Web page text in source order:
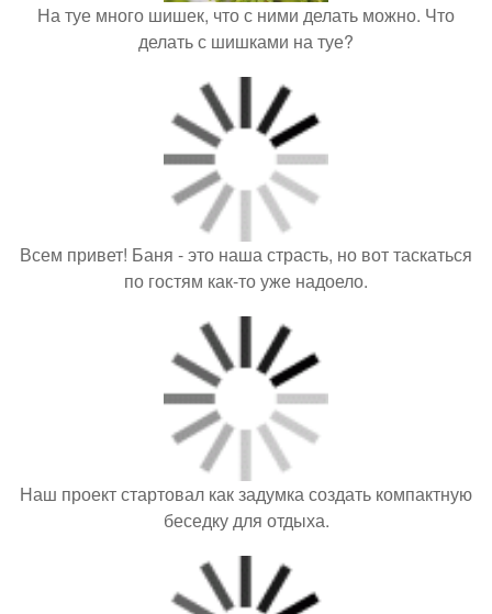
На туе много шишек, что с ними делать можно. Что
делать с шишками на туе?
Всем привет! Баня - это наша страсть, но вот таскаться
по гостям как-то уже надоело.
Наш проект стартовал как задумка создать компактную
беседку для отдыха.